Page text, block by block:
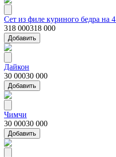
Сет из филе куриного бедра на
318 000318 000
Добавить
Дайкон
30 00030 000
Добавить
Чимчи
30 00030 000
Добавить